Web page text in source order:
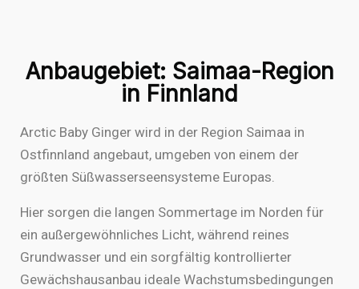
Anbaugebiet: Saimaa-Region
in Finnland
Arctic Baby Ginger wird in der Region Saimaa in
Ostfinnland angebaut, umgeben von einem der
größten Süßwasserseensysteme Europas.
Hier sorgen die langen Sommertage im Norden für
ein außergewöhnliches Licht, während reines
Grundwasser und ein sorgfältig kontrollierter
Gewächshausanbau ideale Wachstumsbedingungen